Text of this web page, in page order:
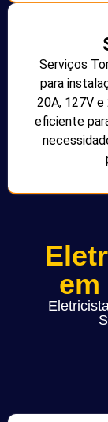
Serviços
para
20A, 127V e
eficiente
em